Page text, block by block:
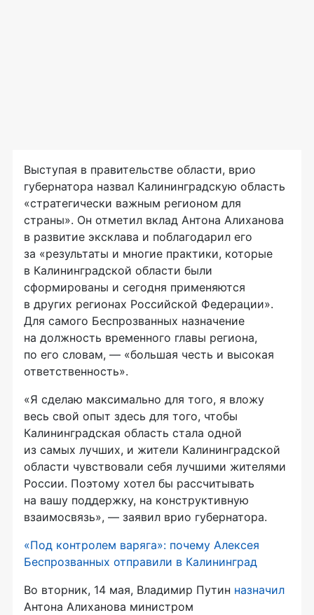
Выступая в правительстве области, врио
губернатора назвал Калининградскую область
«стратегически важным регионом для
страны». Он отметил вклад Антона Алиханова
в развитие эксклава и поблагодарил его
за «результаты и многие практики, которые
в Калининградской области были
сформированы и сегодня применяются
в других регионах Российской Федерации».
Для самого Беспрозванных назначение
на должность временного главы региона,
по его словам, — «большая честь и высокая
ответственность».
«Я сделаю максимально для того, я вложу
весь свой опыт здесь для того, чтобы
Калининградская область стала одной
из самых лучших, и жители Калининградской
области чувствовали себя лучшими жителями
России. Поэтому хотел бы рассчитывать
на вашу поддержку, на конструктивную
взаимосвязь», — заявил врио губернатора.
«Под контролем варяга»: почему Алексея
Беспрозванных отправили в Калининград
Во вторник, 14 мая, Владимир Путин назначил
Антона Алиханова министром